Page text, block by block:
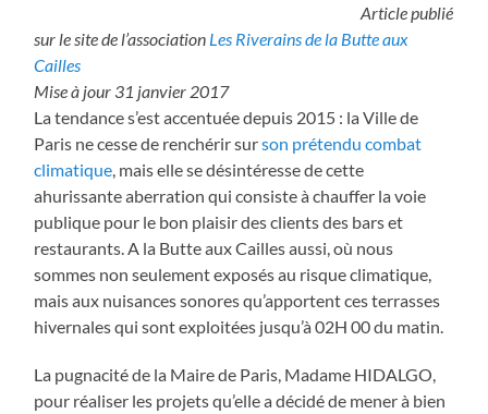
Article publié
sur le site de l’association Les Riverains de la Butte aux
Cailles
Mise à jour 31 janvier 2017
La tendance s’est accentuée depuis 2015 : la Ville de
Paris ne cesse de renchérir surson prétendu combat
climatique , mais elle se désintéresse de cette
ahurissante aberration qui consiste à chauffer la voie
publique pour le bon plaisir des clients des bars et
restaurants. A la Butte aux Cailles aussi, où nous
sommes non seulement exposés au risque climatique,
mais aux nuisances sonores qu’apportent ces terrasses
hivernales qui sont exploitées jusqu’à 02H 00 du matin.
La pugnacité de la Maire de Paris, Madame HIDALGO,
pour réaliser les projets qu’elle a décidé de mener à bien